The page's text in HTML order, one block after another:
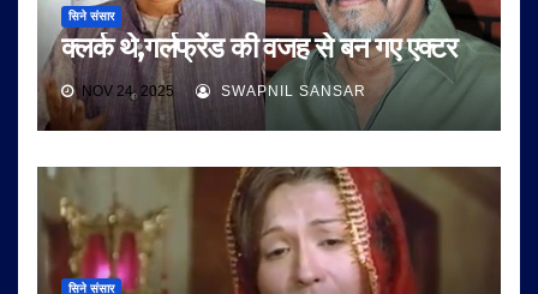
सिने संसार
क्‍लर्क थे,गर्लफ्रेंड की वजह से बन गए एक्‍टर
NOV 24, 2025 SWAPNIL SANSAR
सिने संसार